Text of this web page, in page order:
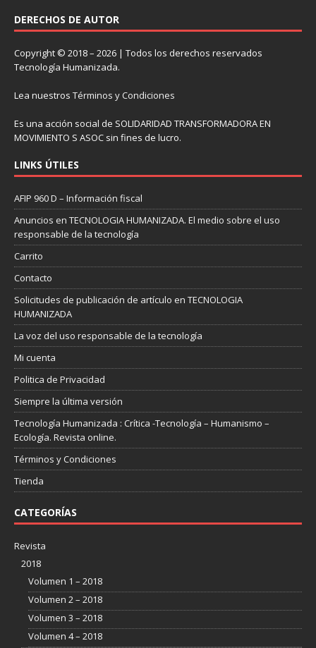
DERECHOS DE AUTOR
Copyright © 2018 – 2026 | Todos los derechos reservados
Tecnología Humanizada.
Lea nuestros Términos y Condiciones
Es una acción social de SOLIDARIDAD TRANSFORMADORA EN
MOVIMIENTO S ASOC sin fines de lucro.
LINKS ÚTILES
AFIP 960 D – Información fiscal
Anuncios en TECNOLOGIA HUMANIZADA. El medio sobre el uso
responsable de la tecnología
Carrito
Contacto
Solicitudes de publicación de artículo en TECNOLOGIA
HUMANIZADA
La voz del uso responsable de la tecnología
Mi cuenta
Politica de Privacidad
Siempre la última versión
Tecnología Humanizada : Crítica -Tecnología – Humanismo –
Ecología. Revista online.
Términos y Condiciones
Tienda
CATEGORÍAS
Revista
2018
Volumen 1 – 2018
Volumen 2 – 2018
Volumen 3 – 2018
Volumen 4 – 2018